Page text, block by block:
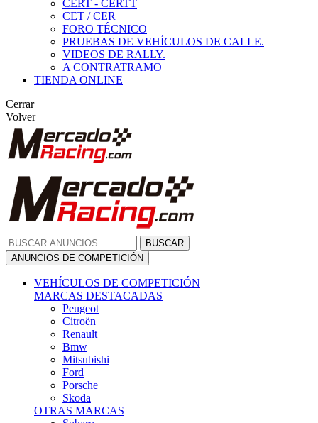
CERT - CERTT
CET / CER
FORO TÉCNICO
PRUEBAS DE VEHÍCULOS DE CALLE.
VIDEOS DE RALLY.
A CONTRATRAMO
TIENDA ONLINE
Cerrar
Volver
BUSCAR
ANUNCIOS DE COMPETICIÓN
VEHÍCULOS DE COMPETICIÓN
MARCAS DESTACADAS
Peugeot
Citroën
Renault
Bmw
Mitsubishi
Ford
Porsche
Skoda
OTRAS MARCAS